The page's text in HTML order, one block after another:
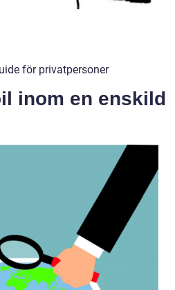
för privatpersoner
inom en enskild